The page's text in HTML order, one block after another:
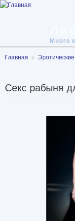
Много
Главная
Секс рабыня